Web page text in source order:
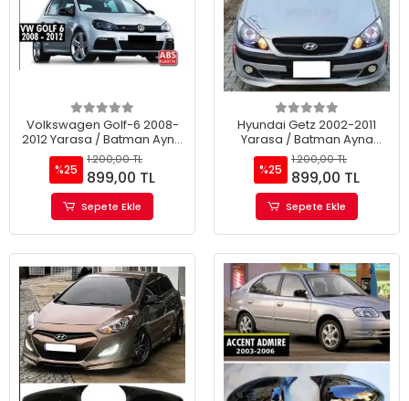
Volkswagen Golf-6 2008-
2012 Yarasa / Batman Ayna
Kapağı
%25
1.200,00 TL
899,00 TL
Sepete Ekle
Hyundai Getz 2002-2011
Yarasa / Batman Ayna
Kapağı
%25
1.200,00 TL
899,00 TL
Sepete Ekle